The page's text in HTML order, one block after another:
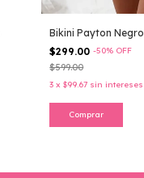
Bikini Payton Negro
$299.00-50% OFF
$599.00
3 x$99.67 sin intereses
Comprar